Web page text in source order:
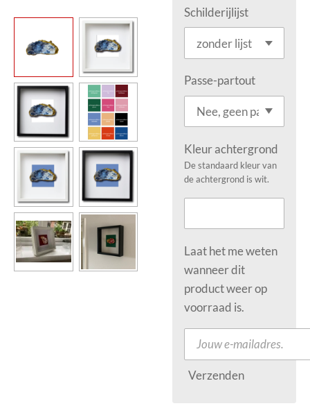
Schilderijlijst
Passe-partout
Kleur achtergrond
De standaard kleur van
de achtergrond is wit.
Laat het me weten
wanneer dit
product weer op
voorraad is.
Verzenden